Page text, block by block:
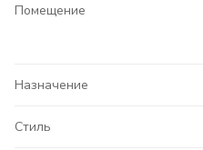
Помещение
Назначение
Стиль